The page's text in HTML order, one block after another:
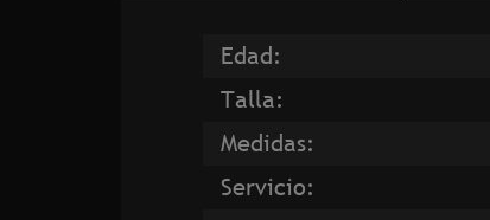
Edad:
Talla:
Medidas:
Servicio: